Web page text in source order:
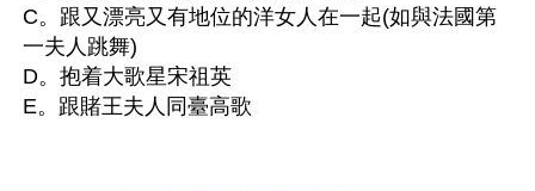
C。跟又漂亮又有地位的洋女人在一起(如與法國第
一夫人跳舞)
D。抱着大歌星宋祖英